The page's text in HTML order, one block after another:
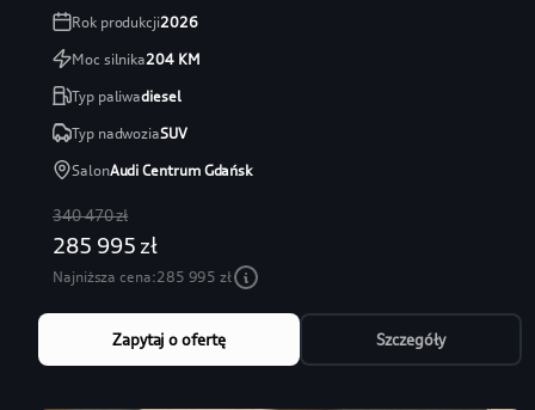
Rok produkcji2026
Moc silnika204KM
Typ paliwadiesel
Typ nadwoziaSUV
SalonAudi Centrum Gdańsk
340 470 zł
285 995 zł
Najniższa cena:285 995 zł
Zapytaj o ofertę Szczegóły